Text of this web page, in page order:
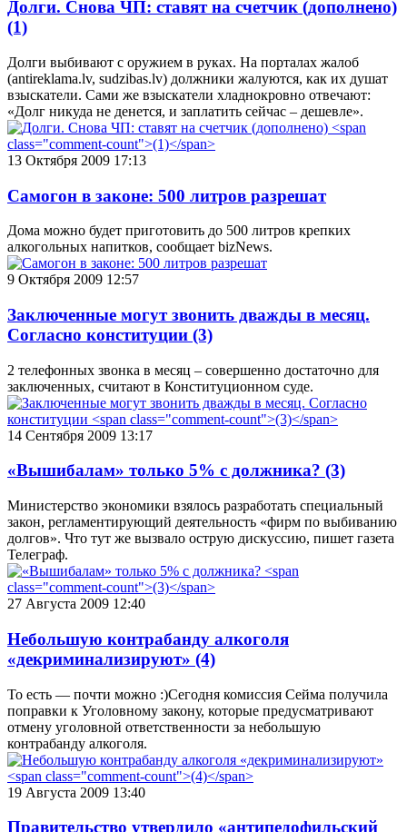
Долги. Снова ЧП: ставят на счетчик (дополнено)
(1)
Долги выбивают с оружием в руках. На порталах жалоб
(antireklama.lv, sudzibas.lv) должники жалуются, как их душат
взыскатели. Сами же взыскатели хладнокровно отвечают:
«Долг никуда не денется, и заплатить сейчас – дешевле».
13 Октября 2009 17:13
Самогон в законе: 500 литров разрешат
Дома можно будет приготовить до 500 литров крепких
алкогольных напитков, сообщает bizNews.
9 Октября 2009 12:57
Заключенные могут звонить дважды в месяц.
Согласно конституции (3)
2 телефонных звонка в месяц – совершенно достаточно для
заключенных, считают в Конституционном суде.
14 Сентября 2009 13:17
«Вышибалам» только 5% с должника? (3)
Министерство экономики взялось разработать специальный
закон, регламентирующий деятельность «фирм по выбиванию
долгов». Что тут же вызвало острую дискуссию, пишет газета
Телеграф.
27 Августа 2009 12:40
Небольшую контрабанду алкоголя
«декриминализируют» (4)
То есть — почти можно :)Сегодня комиссия Сейма получила
поправки к Уголовному закону, которые предусматривают
отмену уголовной ответственности за небольшую
контрабанду алкоголя.
19 Августа 2009 13:40
Правительство утвердило «антипедофильский